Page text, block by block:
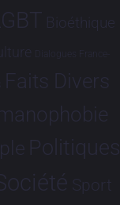
Bioéthique
Dialogues France-
Faits Divers
Politiques
Sport